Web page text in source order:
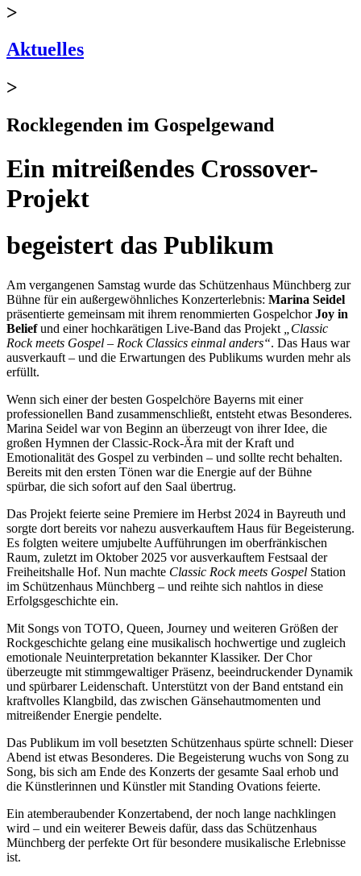
>
Aktuelles
>
Rocklegenden im Gospelgewand
Ein mitreißendes Crossover-
Projekt
begeistert das Publikum
Am vergangenen Samstag wurde das Schützenhaus Münchberg zur
Bühne für ein außergewöhnliches Konzerterlebnis: Marina Seidel
präsentierte gemeinsam mit ihrem renommierten GospelchorJoy in
Beliefund einer hochkarätigen Live-Band das Projekt
„Classic
Rock meets Gospel – Rock Classics einmal anders“. Das Haus war
ausverkauft – und die Erwartungen des Publikums wurden mehr als
erfüllt.
Wenn sich einer der besten Gospelchöre Bayerns mit einer
professionellen Band zusammenschließt, entsteht etwas Besonderes.
Marina Seidel war von Beginn an überzeugt von ihrer Idee, die
großen Hymnen der Classic-Rock-Ära mit der Kraft und
Emotionalität des Gospel zu verbinden – und sollte recht behalten.
Bereits mit den ersten Tönen war die Energie auf der Bühne
spürbar, die sich sofort auf den Saal übertrug.
Das Projekt feierte seine Premiere im Herbst 2024 in Bayreuth und
sorgte dort bereits vor nahezu ausverkauftem Haus für Begeisterung.
Es folgten weitere umjubelte Aufführungen im oberfränkischen
Raum, zuletzt im Oktober 2025 vor ausverkauftem Festsaal der
Freiheitshalle Hof. Nun machte Classic Rock meets Gospel Station
im Schützenhaus Münchberg – und reihte sich nahtlos in diese
Erfolgsgeschichte ein.
Mit Songs von TOTO, Queen, Journey und weiteren Größen der
Rockgeschichte gelang eine musikalisch hochwertige und zugleich
emotionale Neuinterpretation bekannter Klassiker. Der Chor
überzeugte mit stimmgewaltiger Präsenz, beeindruckender Dynamik
und spürbarer Leidenschaft. Unterstützt von der Band entstand ein
kraftvolles Klangbild, das zwischen Gänsehautmomenten und
mitreißender Energie pendelte.
Das Publikum im voll besetzten Schützenhaus spürte schnell: Dieser
Abend ist etwas Besonderes. Die Begeisterung wuchs von Song zu
Song, bis sich am Ende des Konzerts der gesamte Saal erhob und
die Künstlerinnen und Künstler mit Standing Ovations feierte.
Ein atemberaubender Konzertabend, der noch lange nachklingen
wird – und ein weiterer Beweis dafür, dass das Schützenhaus
Münchberg der perfekte Ort für besondere musikalische Erlebnisse
ist.